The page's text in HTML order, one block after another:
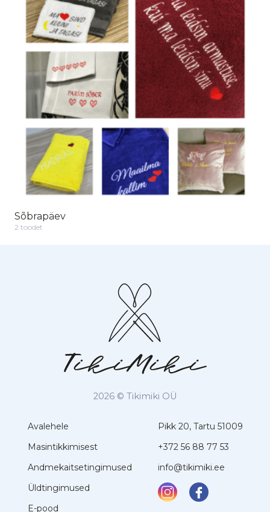
Sõbrapäev
2 toodet
2026 © Tikimiki OÜ
Avalehele
Masintikkimisest
Andmekaitsetingimused
Üldtingimused
E-pood
Pikk 20, Tartu 51009
+372 56 88 77 53
info@tikimiki.ee